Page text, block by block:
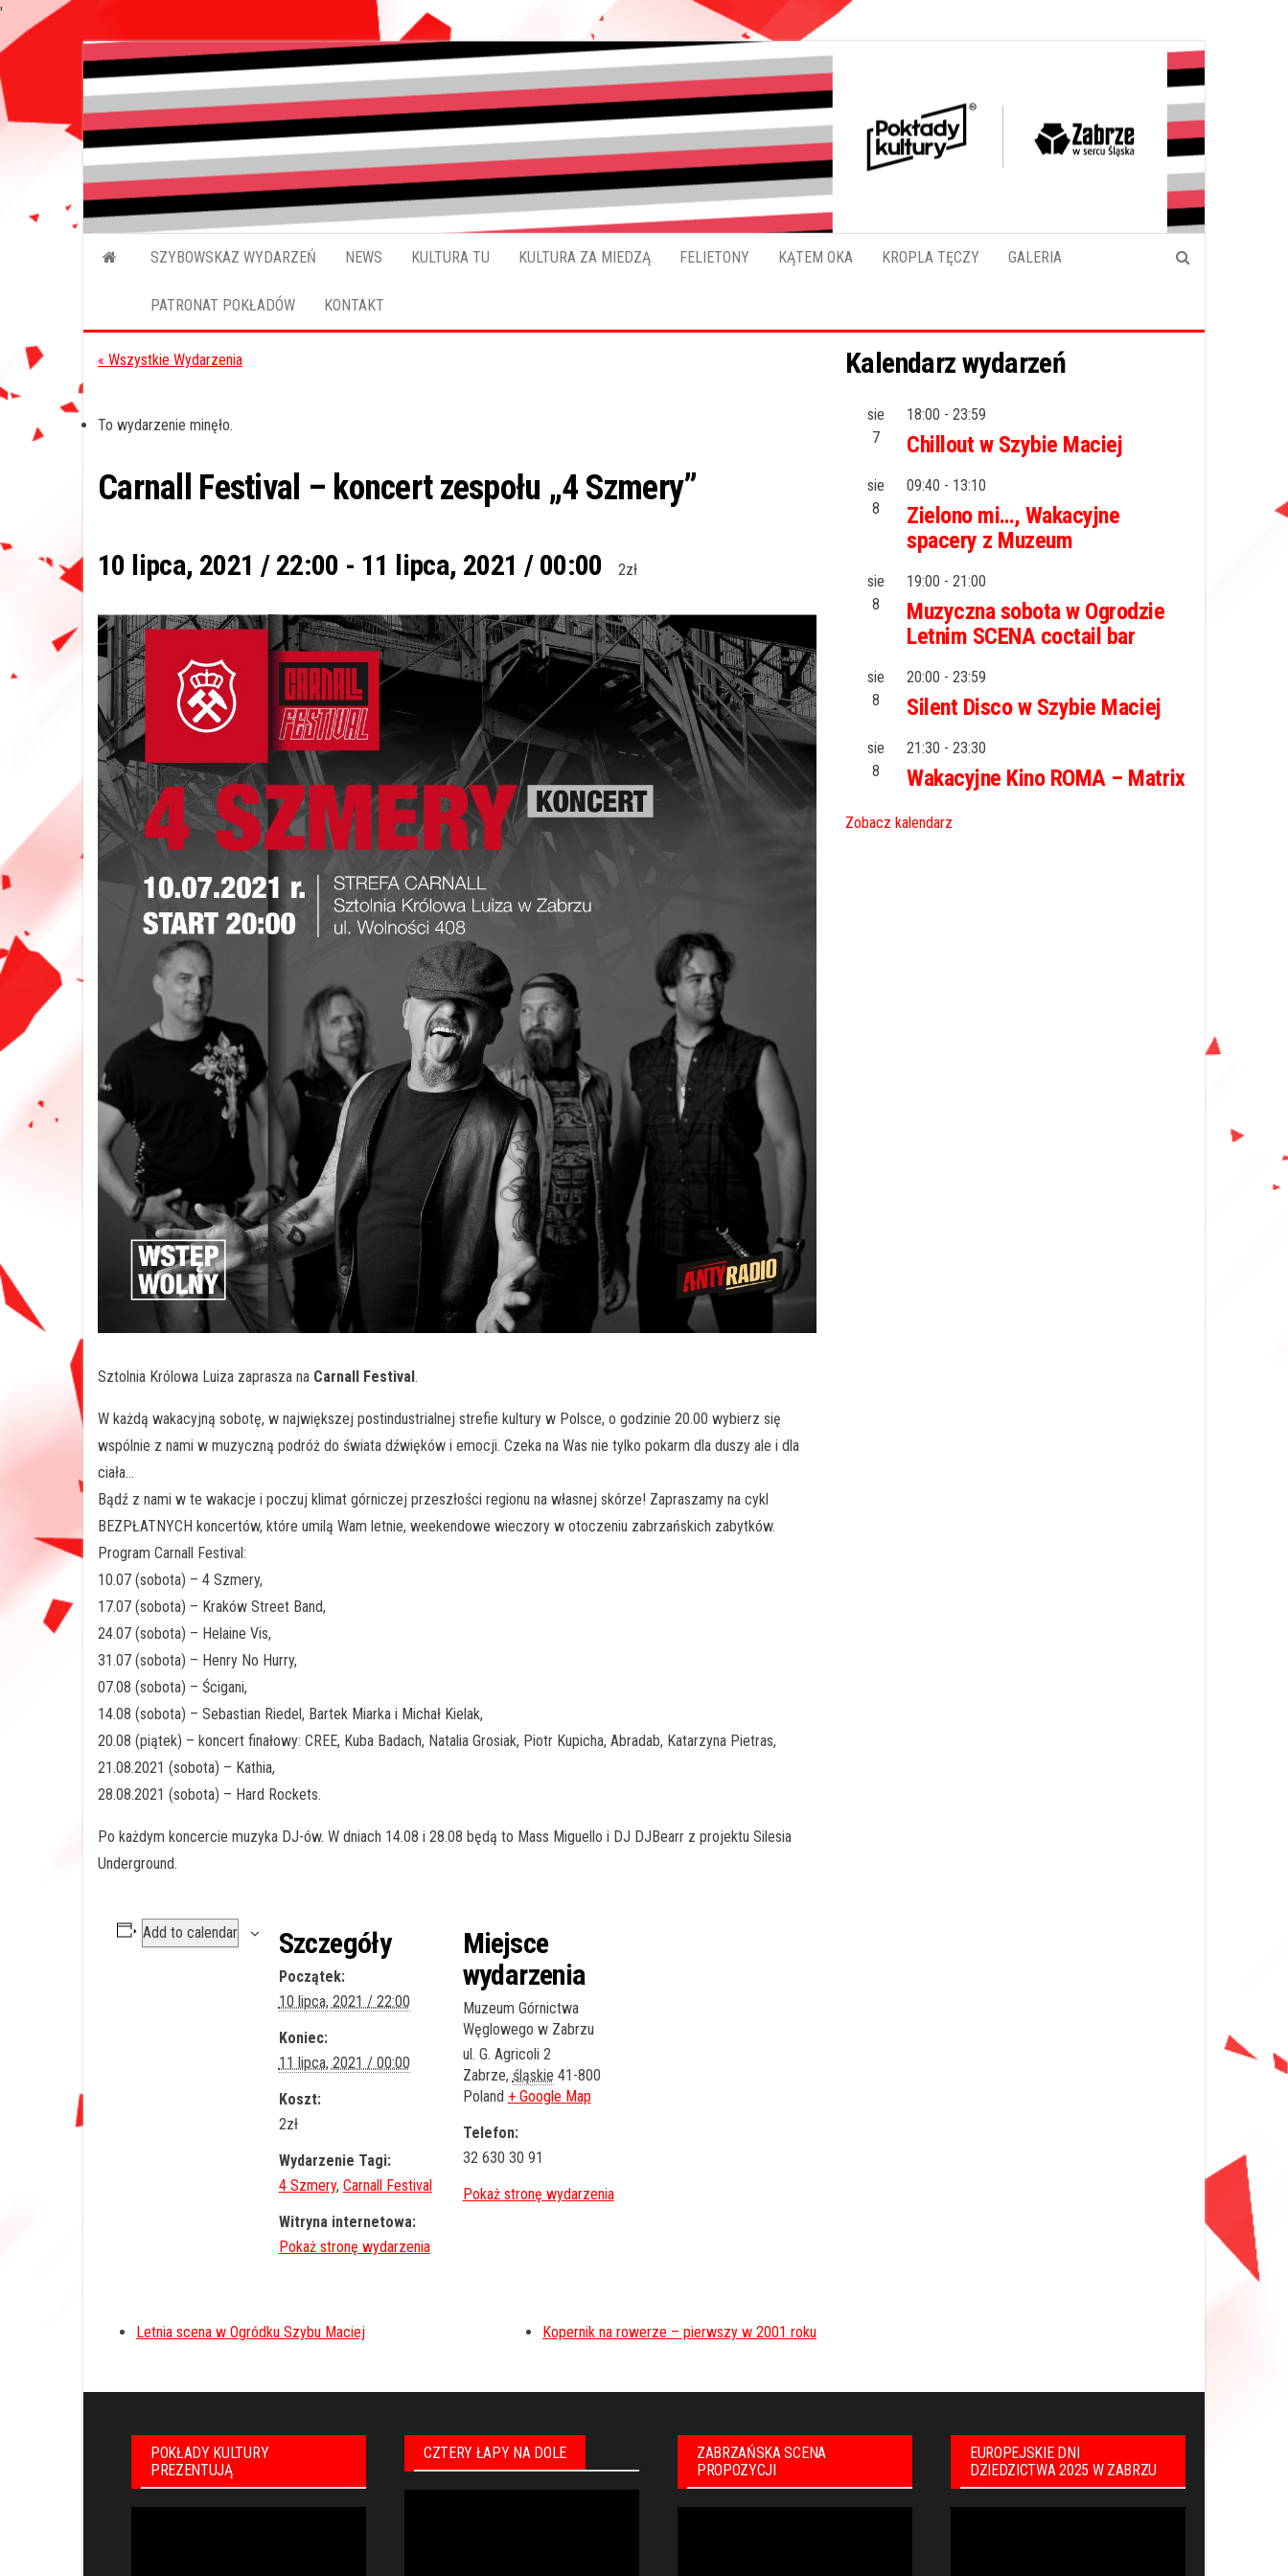
'
do
treści
Pokładykultury.eu
SZYBOWSKAZ WYDARZEŃ NEWS KULTURA TU KULTURA ZA MIEDZĄ FELIETONY KĄTEM OKA KROPLA TĘCZY GALERIA
PATRONAT POKŁADÓW KONTAKT
« Wszystkie Wydarzenia
To wydarzenie minęło.
Carnall Festival – koncert zespołu „4 Szmery”
10 lipca, 2021 / 22:00 - 11 lipca, 2021 / 00:00 2zł
Sztolnia Królowa Luiza zaprasza na Carnall Festival.
W każdą wakacyjną sobotę, w największej postindustrialnej strefie kultury w Polsce, o godzinie 20.00 wybierz się
wspólnie z nami w muzyczną podróż do świata dźwięków i emocji. Czeka na Was nie tylko pokarm dla duszy ale i dla
ciała…
Bądź z nami w te wakacje i poczuj klimat górniczej przeszłości regionu na własnej skórze! Zapraszamy na cykl
BEZPŁATNYCH koncertów, które umilą Wam letnie, weekendowe wieczory w otoczeniu zabrzańskich zabytków.
Program Carnall Festival:
10.07 (sobota) – 4 Szmery,
17.07 (sobota) – Kraków Street Band,
24.07 (sobota) – Helaine Vis,
31.07 (sobota) – Henry No Hurry,
07.08 (sobota) – Ścigani,
14.08 (sobota) – Sebastian Riedel, Bartek Miarka i Michał Kielak,
20.08 (piątek) – koncert finałowy: CREE, Kuba Badach, Natalia Grosiak, Piotr Kupicha, Abradab, Katarzyna Pietras,
21.08.2021 (sobota) – Kathia,
28.08.2021 (sobota) – Hard Rockets.
Po każdym koncercie muzyka DJ-ów. W dniach 14.08 i 28.08 będą to Mass Miguello i DJ DJBearr z projektu Silesia
Underground.
Add to calendar Szczegóły
Początek:
10 lipca, 2021 / 22:00
Koniec:
11 lipca, 2021 / 00:00
Koszt:
2zł
Wydarzenie Tagi:
4 Szmery, Carnall Festival
Witryna internetowa:
Miejsce
wydarzenia
Muzeum Górnictwa
Węglowego w Zabrzu
ul. G. Agricoli 2
Zabrze, śląskie 41-800
Poland + Google Map
Telefon:
32 630 30 91
Letnia scena w Ogródku Szybu Maciej Kopernik na rowerze – pierwszy w 2001 roku
Kalendarz wydarzeń
sie
7
18:00 - 23:59
Chillout w Szybie Maciej
sie
8
09:40 - 13:10
Zielono mi…, Wakacyjne
spacery z Muzeum
sie
8
19:00 - 21:00
Muzyczna sobota w Ogrodzie
Letnim SCENA coctail bar
sie
8
20:00 - 23:59
Silent Disco w Szybie Maciej
sie
8
21:30 - 23:30
Wakacyjne Kino ROMA – Matrix
Zobacz kalendarz
POKŁADY KULTURY
PREZENTUJĄ
CZTERY ŁAPY NA DOLE
ZABRZAŃSKA SCENA
PROPOZYCJI
EUROPEJSKIE DNI
DZIEDZICTWA 2025 W ZABRZU